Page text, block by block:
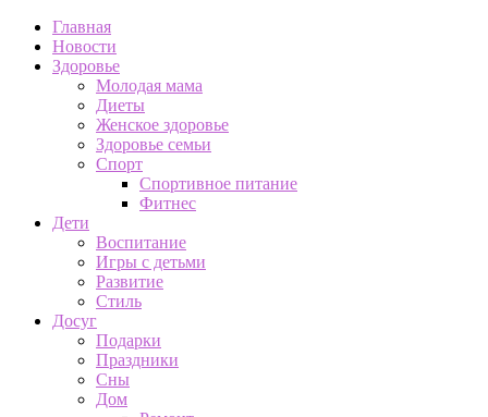
Главная
Новости
Здоровье
Молодая мама
Диеты
Женское здоровье
Здоровье семьи
Спорт
Спортивное питание
Фитнес
Дети
Воспитание
Игры с детьми
Развитие
Стиль
Досуг
Подарки
Праздники
Сны
Дом